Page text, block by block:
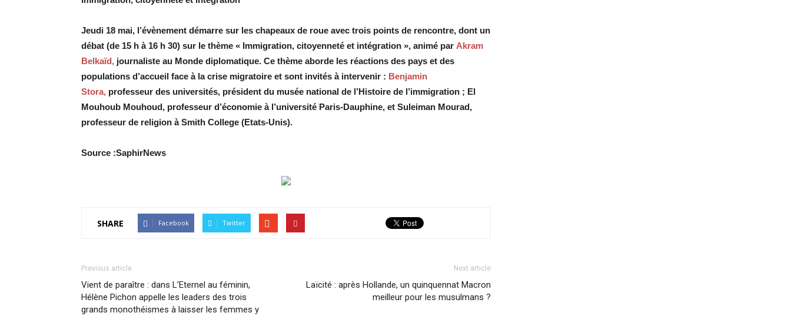
Jeudi 18 mai, l’évènement démarre sur les chapeaux de roue avec trois points de rencontre, dont un
débat (de 15 h à 16 h 30) sur le thème « Immigration, citoyenneté et intégration », animé par Akram
Belkaïd, journaliste au Monde diplomatique. Ce thème aborde les réactions des pays et des
populations d’accueil face à la crise migratoire et sont invités à intervenir : Benjamin
Stora, professeur des universités, président du musée national de l’Histoire de l’immigration ; El
Mouhoub Mouhoud, professeur d’économie à l’université Paris-Dauphine, et Suleiman Mourad,
professeur de religion à Smith College (Etats-Unis).
Source :SaphirNews
SHARE Facebook Twitter
Previous article
Vient de paraître : dans L’Eternel au féminin,
Hélène Pichon appelle les leaders des trois
grands monothéismes à laisser les femmes y
Next article
Laïcité : après Hollande, un quinquennat Macron
meilleur pour les musulmans ?